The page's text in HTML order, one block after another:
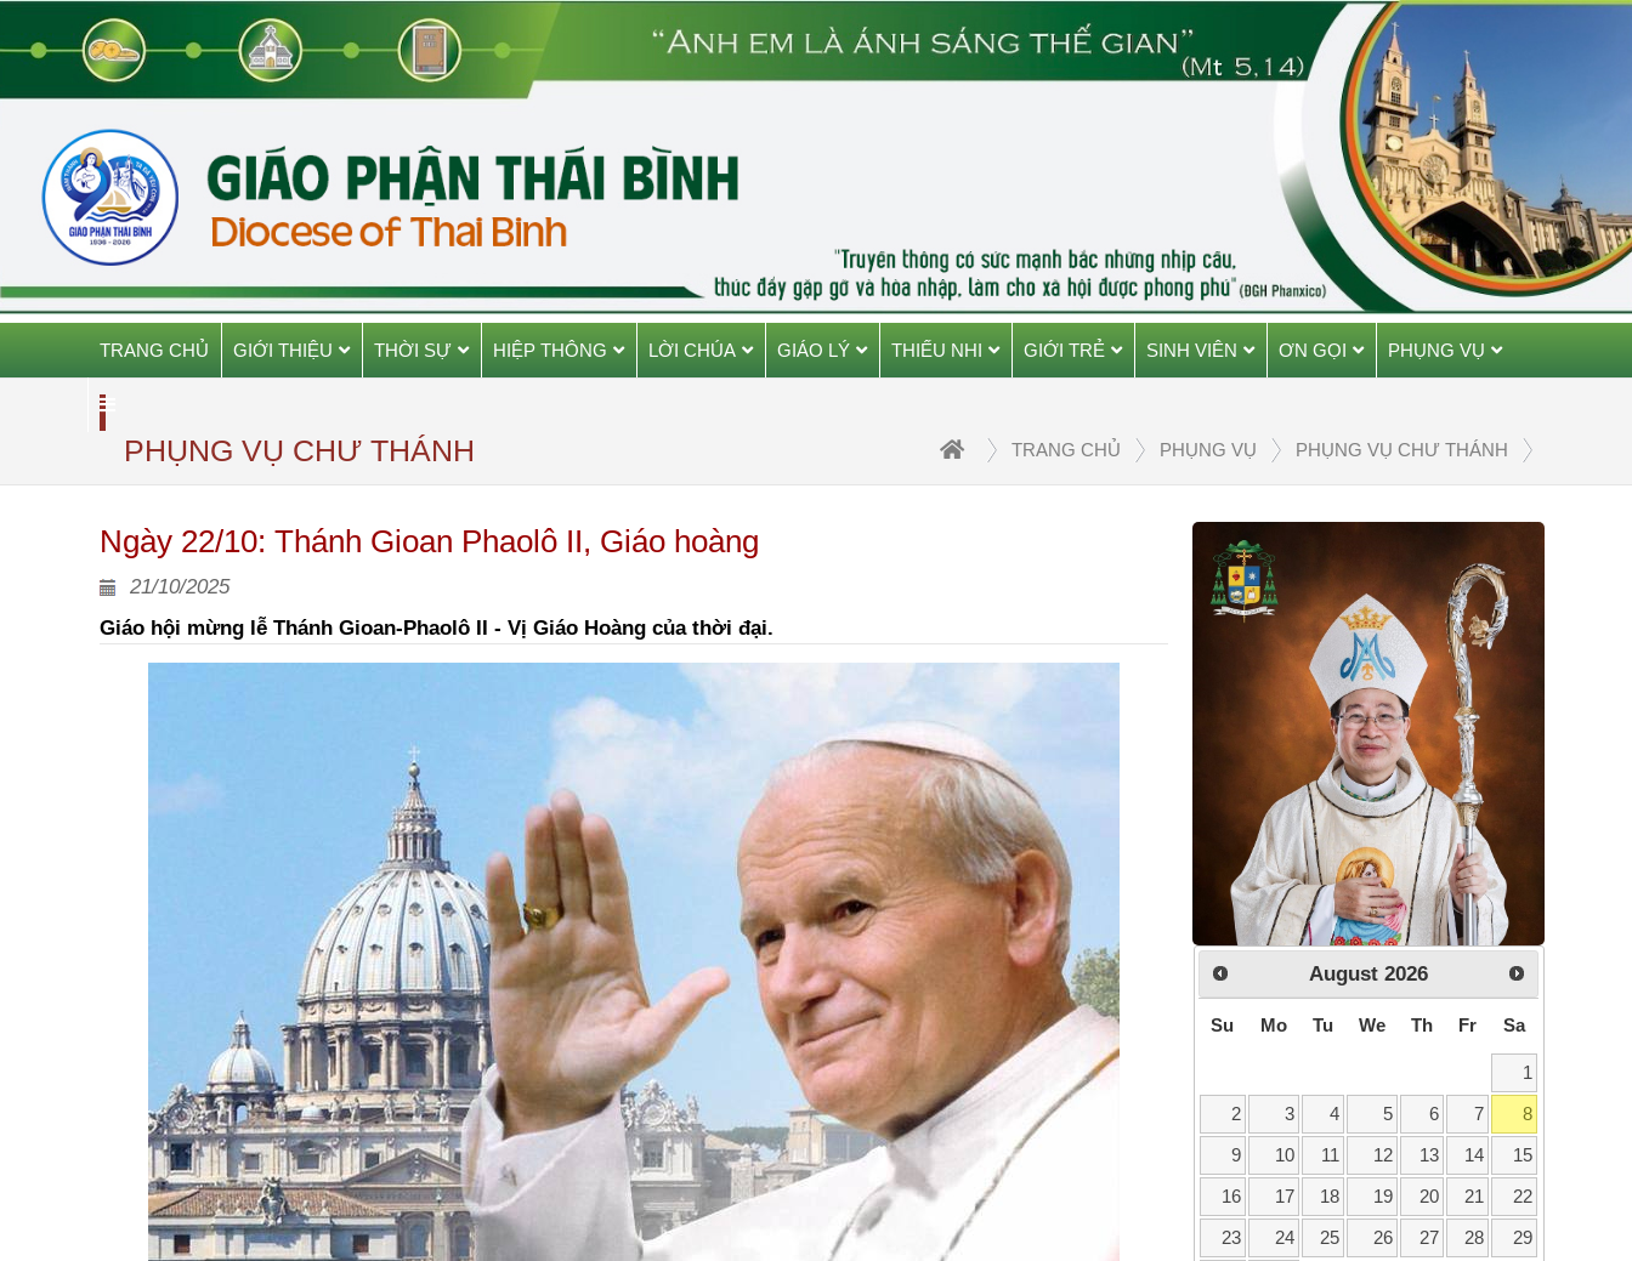
TRANG CHỦ GIỚI THIỆU THỜI SỰ HIỆP THÔNG LỜI CHÚA GIÁO LÝ THIẾU NHI GIỚI TRẺ SINH VIÊN ƠN GỌI PHỤNG VỤ
PHỤNG VỤ CHƯ THÁNH TRANG CHỦ PHỤNG VỤ PHỤNG VỤ CHƯ THÁNH
Ngày 22/10: Thánh Gioan Phaolô II, Giáo hoàng
21/10/2025
Giáo hội mừng lễ Thánh Gioan-Phaolô II - Vị Giáo Hoàng của thời đại.
August 2026
Su Mo Tu We Th Fr Sa
1
2
3 4 5 6 7
8
9
10 11 12 13 14
15
16
17 18 19 20 21
22
23
24 25 26 27 28
29